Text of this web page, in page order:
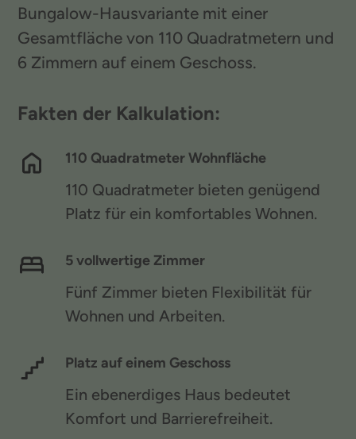
Bungalow-Hausvariante mit einer
Gesamtfläche von 110 Quadratmetern und
6 Zimmern auf einem Geschoss.
Fakten der Kalkulation:
110 Quadratmeter Wohnfläche
110 Quadratmeter bieten genügend
Platz für ein komfortables Wohnen.
5 vollwertige Zimmer
Fünf Zimmer bieten Flexibilität für
Wohnen und Arbeiten.
Platz auf einem Geschoss
Ein ebenerdiges Haus bedeutet
Komfort und Barrierefreiheit.